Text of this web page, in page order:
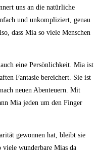
uns an die natürliche
und unkompliziert, genau
dass Mia so‍ viele Menschen
eine Persönlichkeit. Mia ist⁣
Fantasie bereichert. Sie ist
‌neuen‌ Abenteuern. Mit
Mia jeden um den Finger
gewonnen hat, bleibt sie
wunderbare Mias ⁢da